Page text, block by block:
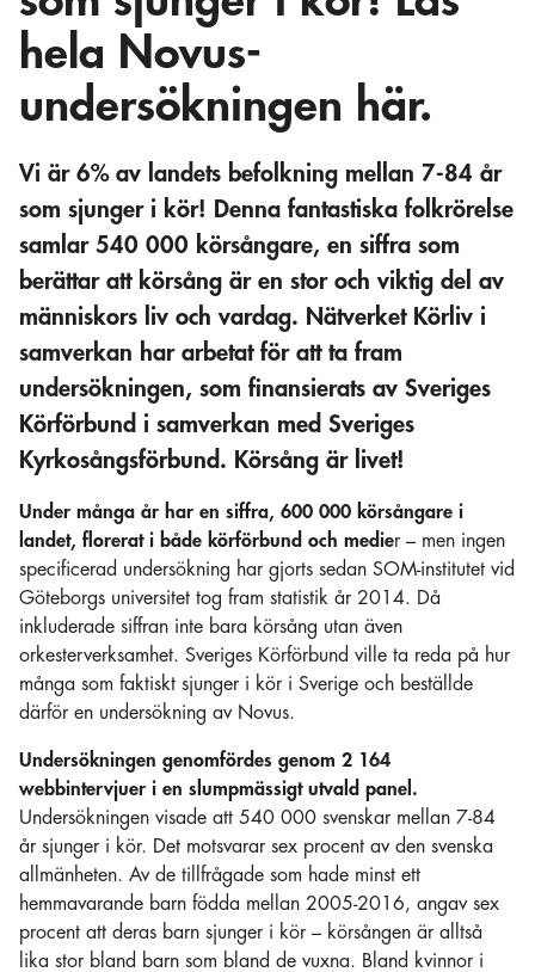
hela Novus-
undersökningen här.
Vi är 6% av landets befolkning mellan 7-84 år
som sjunger i kör! Denna fantastiska folkrörelse
samlar 540 000 körsångare, en siffra som
berättar att körsång är en stor och viktig del av
människors liv och vardag. Nätverket Körliv i
samverkan har arbetat för att ta fram
undersökningen, som finansierats av Sveriges
Körförbund i samverkan med Sveriges
Kyrkosångsförbund. Körsång är livet!
Under många år har en siffra, 600 000 körsångare i
landet, florerat i både körförbund och medier – men ingen
specificerad undersökning har gjorts sedan SOM-institutet vid
Göteborgs universitet tog fram statistik år 2014. Då
inkluderade siffran inte bara körsång utan även
orkesterverksamhet. Sveriges Körförbund ville ta reda på hur
många som faktiskt sjunger i kör i Sverige och beställde
därför en undersökning av Novus.
Undersökningen genomfördes genom 2 164
webbintervjuer i en slumpmässigt utvald panel.
Undersökningen visade att 540 000 svenskar mellan 7-84
år sjunger i kör. Det motsvarar sex procent av den svenska
allmänheten. Av de tillfrågade som hade minst ett
hemmavarande barn födda mellan 2005-2016, angav sex
procent att deras barn sjunger i kör – körsången är alltså
lika stor bland barn som bland de vuxna. Bland kvinnor i